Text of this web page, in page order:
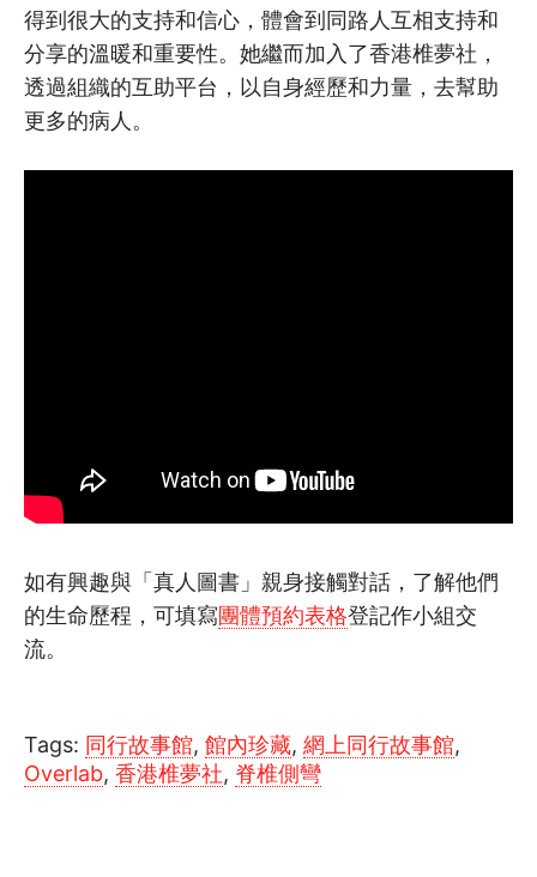
得到很大的支持和信心，體會到同路人互相支持和
分享的溫暖和重要性。她繼而加入了香港椎夢社，
透過組織的互助平台，以自身經歷和力量，去幫助
更多的病人。
如有興趣與「真人圖書」親身接觸對話，了解他們
的生命歷程， 可填寫團體預約表格登記作小組交
流。
Tags: 同行故事館, 館內珍藏, 網上同行故事館,
Overlab, 香港椎夢社, 脊椎側彎